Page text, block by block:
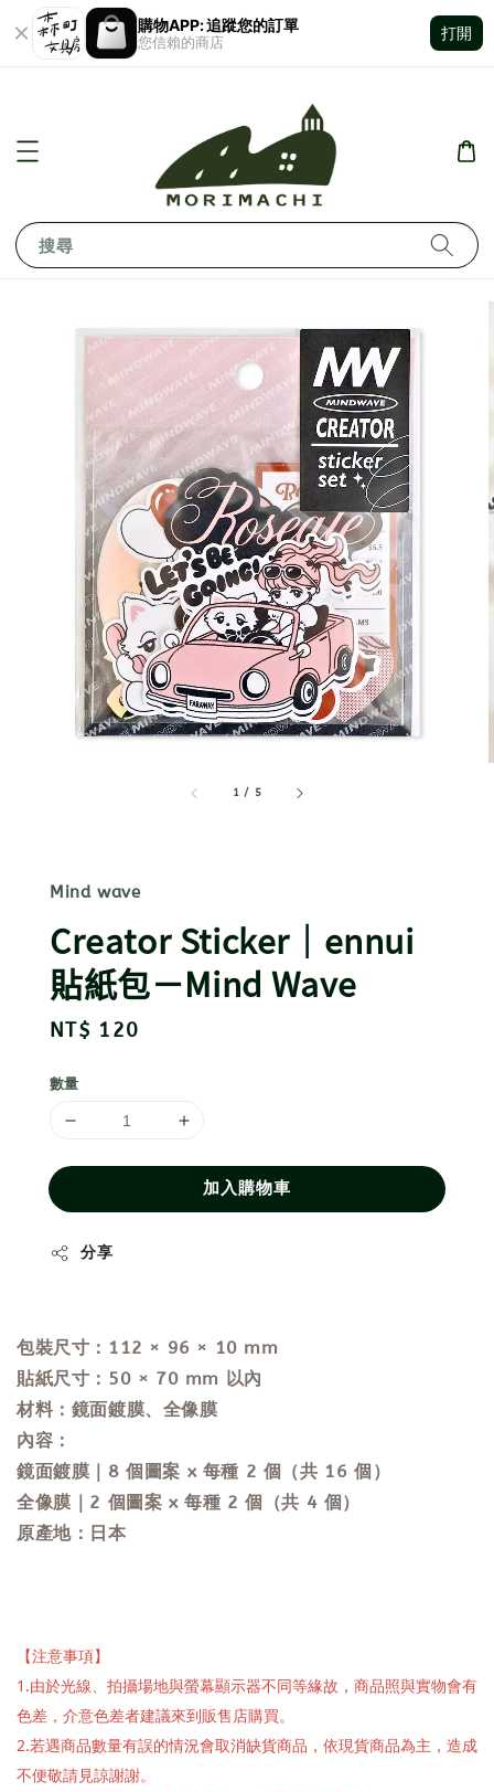
購物APP: 追蹤您的訂單
您信賴的商店
打開
搜尋
1 / 5
Mind wave
Creator Sticker｜ennui
貼紙包－Mind Wave
Regular
NT$ 120
數量
加入購物車
分享
包裝尺寸：112 × 96 × 10 mm
貼紙尺寸：50 × 70 mm 以內
材料 ： 鏡面鍍膜、全像膜
內容 ：
鏡面鍍膜｜ 8 個圖案 x 每種 2 個（共 16 個）
全像膜｜2 個圖案 x 每種 2 個（共 4 個）
原產地：日本
【注意事項】
1.由於光線、拍攝場地與螢幕顯示器不同等緣故，商品照與實物會有
色差，介意色差者建議來到販售店購買。
2.若遇商品數量有誤的情況會取消缺貨商品，依現貨商品為主，造成
不便敬請見諒謝謝。